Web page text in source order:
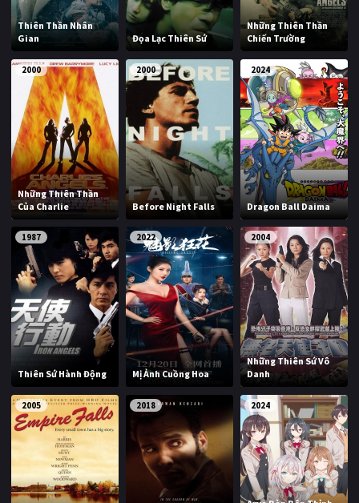
Thiên Thần Nhân
Gian
Đọa Lạc Thiên Sứ
Những Thiên Thần
Chiến Trường
2000
Những Thiên Thần
Của Charlie
2000
Before Night Falls
2024
Dragon Ball Daima
1987
Thiên Sứ Hành Động
2022
Mị Ảnh Cuồng Hoa
2004
Những Thiên Sứ Vô
Danh
2005 2018 2024